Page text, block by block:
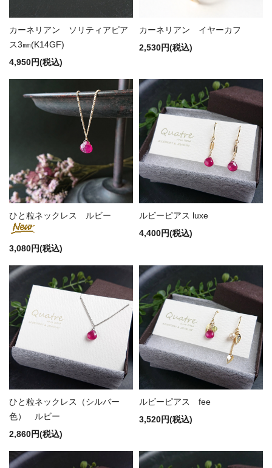
カーネリアン ソリティアピア
ス3㎜(K14GF)
4,950円(税込)
カーネリアン イヤーカフ
2,530円(税込)
ひと粒ネックレス ルビー
3,080円(税込)
ルビーピアス luxe
4,400円(税込)
ひと粒ネックレス（シルバー
色） ルビー
2,860円(税込)
ルビーピアス fee
3,520円(税込)